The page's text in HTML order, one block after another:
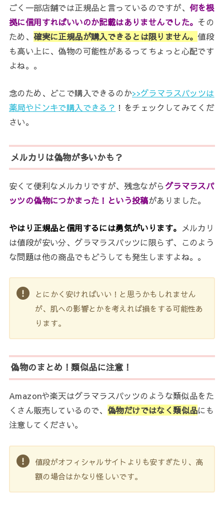
ごく一部店舗では正規品と言っているのですが、 何を根
拠に信用すればいいのか記載はありませんでした。 その
ため、確実に正規品が購入できるとは限りません。値段
も高い上に、偽物の可能性があるってちょっと心配です
よね。。
念のため、どこで購入できるのか>>グラマラスパッツは
薬局やドンキで購入できる？ ！をチェックしてみてくだ
さい。
メルカリは偽物が多いかも？
安くて便利なメルカリですが、残念ながら グラマラスパ
ッツの偽物につかまった！という投稿がありました。
やはり正規品と信用するには勇気がいります。 メルカリ
は値段が安い分、グラマラスパッツに限らず、このよう
な問題は他の商品でもどうしても発生しますよね。。
とにかく安ければいい！と思うかもしれません
が、肌への影響とかを考えれば損をする可能性あ
ります。
偽物のまとめ！類似品に注意！
Amazonや楽天はグラマラスパッツのような類似品をた
くさん販売しているので、 偽物だけではなく類似品にも
注意してください。
値段がオフィシャルサイトよりも安すぎたり、高
額の場合はかなり怪しいです。